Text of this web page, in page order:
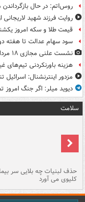
روس‌اتم: در حال
روایت فرزند شهید
قیمت طلا و سکه امروز یکشنبه ۱۸ مرداد
سود سهام عدالت تا هفته
نشست علنی مجازی ۱۸ مرداد ماه مجلس
هزینه باورنکردنی تیم‌های
مزدور اینترنشنال:
دیوید میلر: اگر جنگ
سلامت
حذف لبنیات چه بلایی سر
کلیوی می آورد